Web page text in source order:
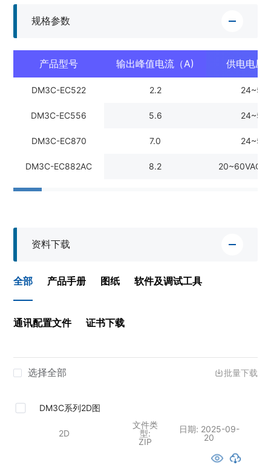
规格参数
产品型号 输出峰值电流（A) 供电电压
DM3C-EC522 2.2
DM3C-EC556 5.6
DM3C-EC870 7.0
DM3C-EC882AC 8.2 20~60VAC/
资料下载
全部 产品手册 图纸 软件及调试工具
通讯配置文件 证书下载
选择全部 批量下载
DM3C系列2D图
2D
文件类
型:
ZIP
日期: 2025-09-
20